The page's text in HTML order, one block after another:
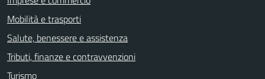
Mobilità e trasporti
Salute, benessere e assistenza
Tributi, finanze e contravvenzioni
Turismo